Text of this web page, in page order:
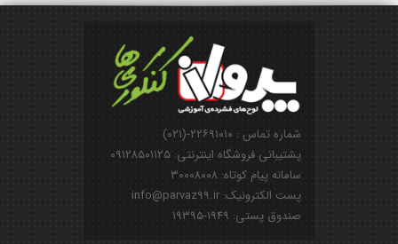
شماره تماس : ۲۲۶۹۱۰۱۰-(۰۲۱)
پشتیبانی فروشگاه اینترنتی: ۰۹۱۲۸۵۰۱۱۲۵
سامانه پیام کوتاه: ۳۰۰۰۸۰۰۸
پست الکترونیک: info@parvaz99.ir
صندوق پستی: ۱۹۴۹-۱۹۳۹۵